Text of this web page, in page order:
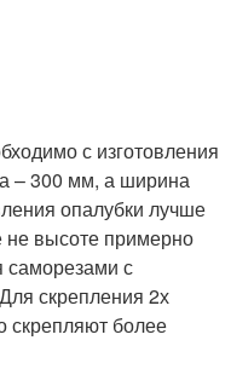
с изготовления
– 300 мм, а ширина
опалубки лучше
не высоте примерно
саморезами с
скрепления 2х
скрепляют более